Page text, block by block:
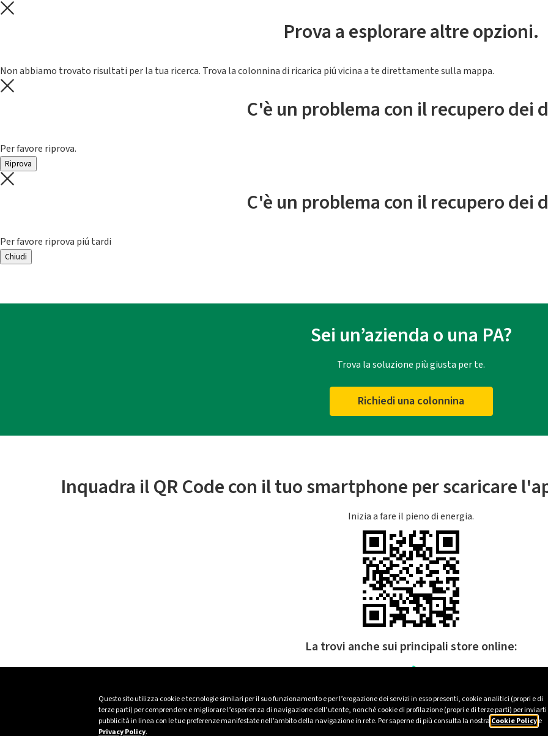
Questo sito utilizza cookie e tecnologie similari per il suo funzionamento e per l’erogazione dei servizi in esso presenti, cookie analitici (propri e di
terze parti) per comprendere e migliorare l’esperienza di navigazione dell’utente, nonché cookie di profilazione (propri e di terze parti) per inviarti
pubblicità in linea con le tue preferenze manifestate nell’ambito della navigazione in rete. Per saperne di più consulta la nostra Cookie Policye
Privacy Policy.
Prova a esplorare altre opzioni.
Non abbiamo trovato risultati per la tua ricerca. Trova la colonnina di ricarica piú vicina a te direttamente sulla mappa.
C'è un problema con il recupero dei
Per favore riprova.
Riprova
C'è un problema con il recupero dei
Per favore riprova piú tardi
Chiudi
Sei un’azienda o una PA?
Trova la soluzione più giusta per te.
Richiedi una colonnina
Inquadra il QR Code con il tuo smartphone per scaricare
Inizia a fare il pieno di energia.
La trovi anche sui principali store online: